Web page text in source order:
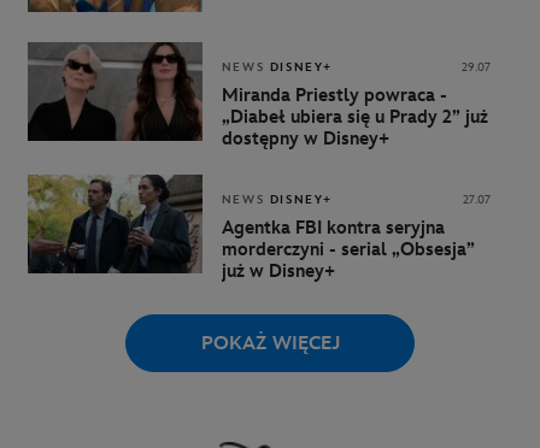
NEWS DISNEY+ 29.07
Miranda Priestly powraca -
„Diabeł ubiera się u Prady 2” już
dostępny w Disney+
NEWS DISNEY+ 27.07
Agentka FBI kontra seryjna
morderczyni - serial „Obsesja”
już w Disney+
POKAŻ WIĘCEJ